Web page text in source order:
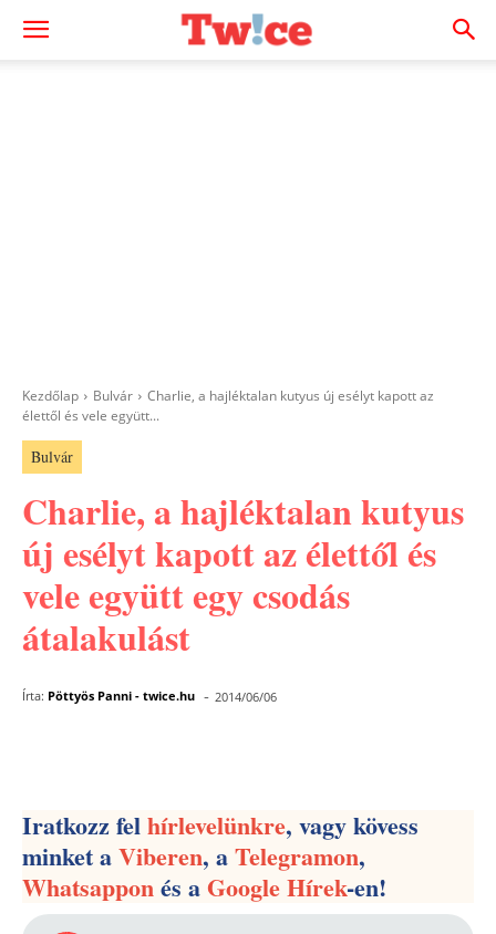
Kezdőlap Bulvár
Charlie, a hajléktalan kutyus új esélyt kapott az
élettől és vele együtt...
Bulvár
Charlie, a hajléktalan kutyus
új esélyt kapott az élettől és
vele együtt egy csodás
átalakulást
Írta: Pöttyös Panni - twice.hu - 2014/06/06
Iratkozz felhírlevelünkre, vagy kövess
minket aViberen, aTelegramon,
Whatsapponés aGoogle Hírek-en!